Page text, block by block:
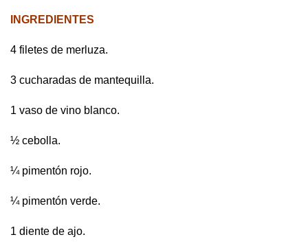
INGREDIENTES
4 filetes de merluza.
3 cucharadas de mantequilla.
1 vaso de vino blanco.
½ cebolla.
¼ pimentón rojo.
¼ pimentón verde.
1 diente de ajo.